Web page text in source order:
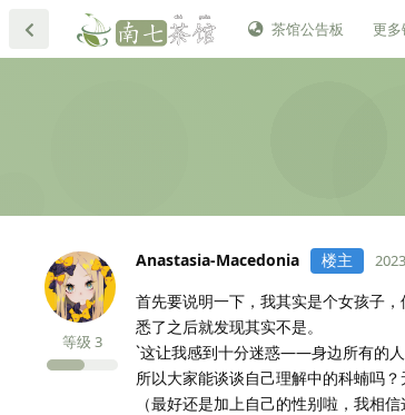
茶馆公告板 更多
Anastasia-Macedonia
等级 3
楼主
首先要说明一下，我其实是个女孩子
悉了之后就发现其实不是。
`这让我感到十分迷惑——身边所有的人
所以大家能谈谈自己理解中的科蝻吗
（最好还是加上自己的性别啦，我相